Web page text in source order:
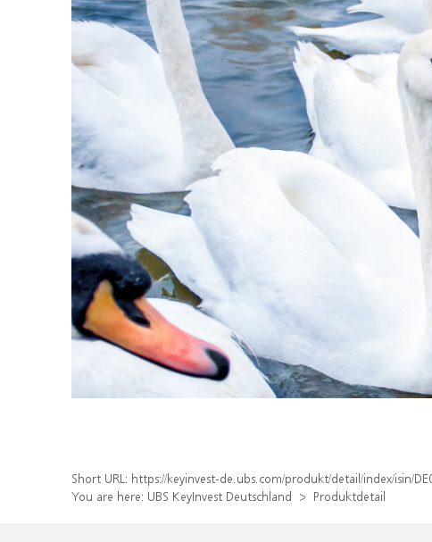
Short URL: https://keyinvest-de.ubs.com/produkt/detail/index/isin/
You are here: UBS KeyInvest Deutschland Produktdetail